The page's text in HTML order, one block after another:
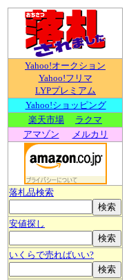
Yahoo!オークション
Yahoo!フリマ
LYPプレミアム
Yahoo!ショッピング
楽天市場
ラクマ
アマゾン
メルカリ
落札品検索
安値探し
いくらで売ればいい?